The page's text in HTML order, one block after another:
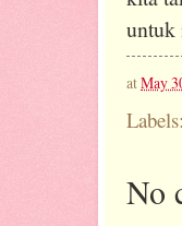
untuk
atMay
Labels:
No